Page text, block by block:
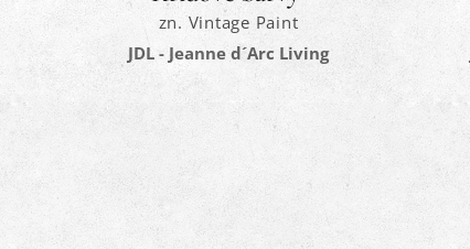
zn. Vintage Paint
JDL - Jeanne d´Arc Living